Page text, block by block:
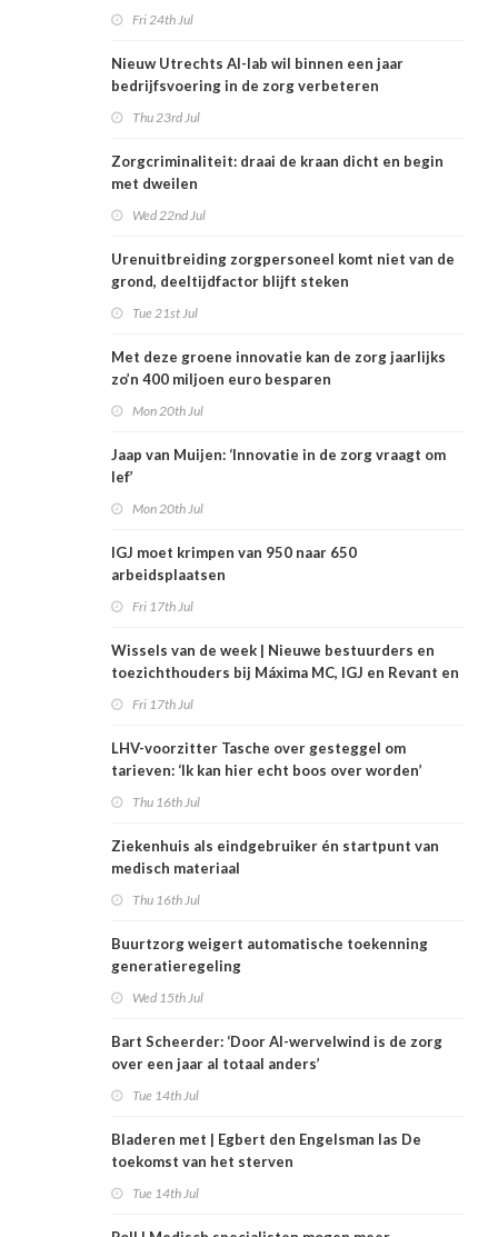
Fri 24th Jul
Nieuw Utrechts AI-lab wil binnen een jaar
bedrijfsvoering in de zorg verbeteren
Thu 23rd Jul
Zorgcriminaliteit: draai de kraan dicht en begin
met dweilen
Wed 22nd Jul
Urenuitbreiding zorgpersoneel komt niet van de
grond, deeltijdfactor blijft steken
Tue 21st Jul
Met deze groene innovatie kan de zorg jaarlijks
zo’n 400 miljoen euro besparen
Mon 20th Jul
Jaap van Muijen: ‘Innovatie in de zorg vraagt om
lef’
Mon 20th Jul
IGJ moet krimpen van 950 naar 650
arbeidsplaatsen
Fri 17th Jul
Wissels van de week | Nieuwe bestuurders en
toezichthouders bij Máxima MC, IGJ en Revant en
Fri 17th Jul
LHV-voorzitter Tasche over gesteggel om
tarieven: ‘Ik kan hier echt boos over worden’
Thu 16th Jul
Ziekenhuis als eindgebruiker én startpunt van
medisch materiaal
Thu 16th Jul
Buurtzorg weigert automatische toekenning
generatieregeling
Wed 15th Jul
Bart Scheerder: ‘Door AI-wervelwind is de zorg
over een jaar al totaal anders’
Tue 14th Jul
Bladeren met | Egbert den Engelsman las De
toekomst van het sterven
Tue 14th Jul